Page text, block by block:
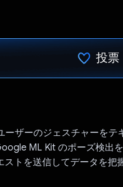
投票
ーザーのジェスチャーを
ML Kit のポーズ検出
トを送信してデータを把